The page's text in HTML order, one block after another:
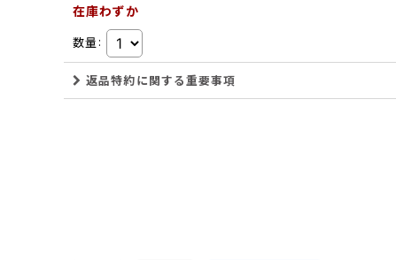
在庫わずか
数量 :
返品特約に関する重要事項